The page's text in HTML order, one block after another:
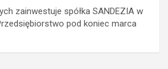
zainwestuje spółka SANDEZIA w
pod koniec marca